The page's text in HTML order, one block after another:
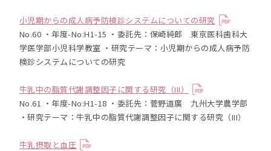
小児期からの成人病予防検診システムについての研究
No.60 ・年度-No:H1-15 ・委託先：保崎純郎 東京医科歯科大
学医学部小児科学教室 ・研究テーマ：小児期からの成人病予防
検診システムについての研究
牛乳中の脂質代謝調整因子に関する研究（III）
No.61 ・年度-No:H1-18 ・委託先：菅野道廣 九州大学農学部
・研究テーマ：牛乳中の脂質代謝調整因子に関する研究（III）
牛乳摂取と血圧